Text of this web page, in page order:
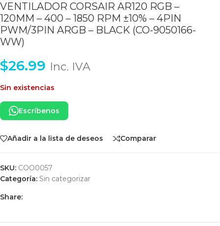
VENTILADOR CORSAIR AR120 RGB –
120MM – 400 – 1850 RPM ±10% – 4PIN
PWM/3PIN ARGB – BLACK (CO-9050166-
WW)
$26.99 Inc. IVA
Sin existencias
Escríbenos
Añadir a la lista de deseos Comparar
SKU: COO0057
Categoría: Sin categorizar
Share: